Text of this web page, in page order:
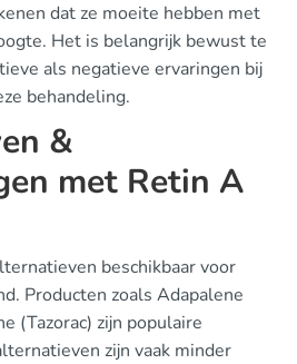
dat ze moeite hebben met
Het is belangrijk bewust te
als negatieve ervaringen bij
behandeling.
&
met Retin A
beschikbaar voor
Producten zoals Adapalene
(Tazorac) zijn populaire
zijn vaak minder